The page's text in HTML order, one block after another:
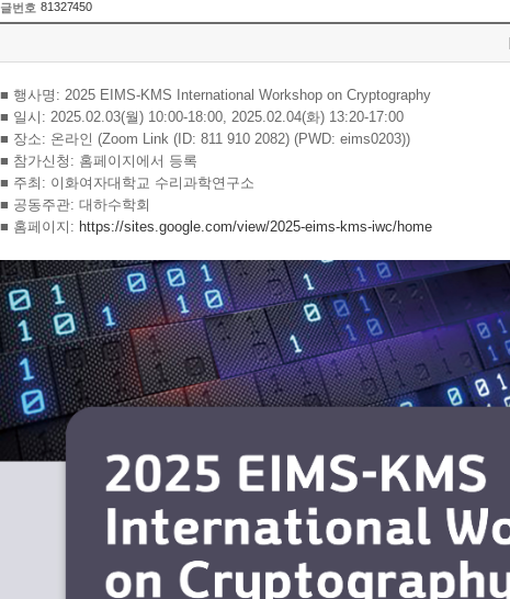
글번호 81327450
■ 행사명: 2025 EIMS-KMS International Workshop on Cryptography
■ 일시: 2025.02.03(월) 10:00-18:00, 2025.02.04(화) 13:20-17:00
■ 장소: 온라인 (Zoom Link (ID: 811 910 2082) (PWD: eims0203))
■ 참가신청: 홈페이지에서 등록
■ 주최: 이화여자대학교 수리과학연구소
■ 공동주관: 대하수학회
■ 홈페이지: https://sites.google.com/view/2025-eims-kms-iwc/home